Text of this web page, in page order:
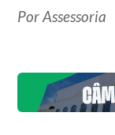
Por Assessoria